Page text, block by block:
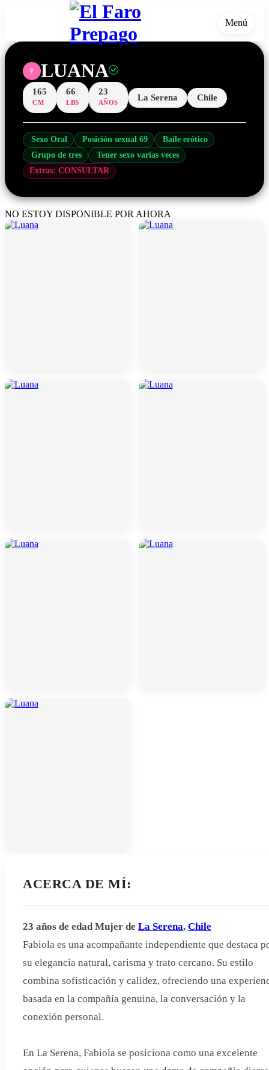
Menú
♀ LUANA
165
CM
66
LBS
23
AÑOS
La Serena Chile
Sexo Oral Posición sexual 69
Baile erótico
Grupo de tres
Tener sexo varias veces
Extras: CONSULTAR
NO ESTOY DISPONIBLE POR AHORA
ACERCA DE MÍ:
23 años de edadMujer de La Serena, Chile
Fabiola es una acompañante independiente que destaca
su elegancia natural, carisma y trato cercano. Su estilo
combina sofisticación y calidez, ofreciendo una
basada en la compañía genuina, la conversación y la
conexión personal.
En La Serena, Fabiola se posiciona como una excelente